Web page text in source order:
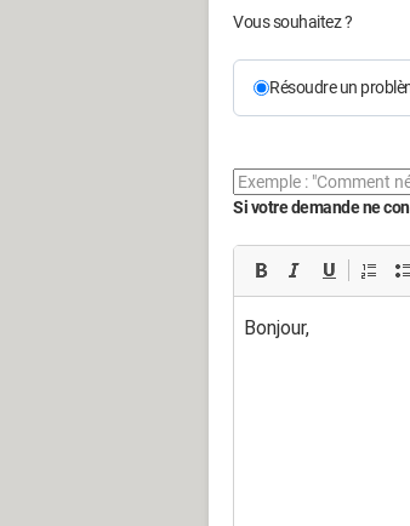
Vous souhaitez ?
Résoudre un
Si votre demande ne